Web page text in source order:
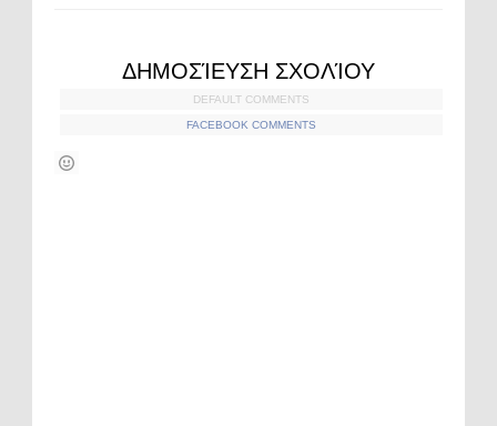
ΔΗΜΟΣΊΕΥΣΗ ΣΧΟΛΊΟΥ
DEFAULT COMMENTS
FACEBOOK COMMENTS